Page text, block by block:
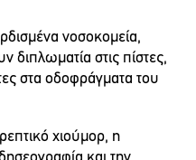
νοσοκομεία,
στις πίστες,
στα οδοφράγματα του
χιούμορ, η